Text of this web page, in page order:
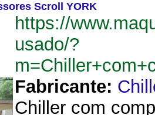
Scroll YORK
https://
usado/?
Fabricante:
Chiller com